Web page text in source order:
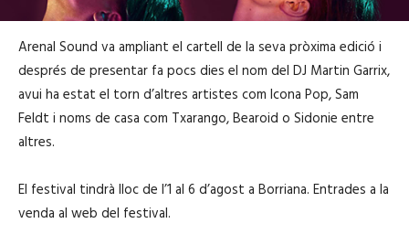
Arenal Sound va ampliant el cartell de la seva pròxima edició i
després de presentar fa pocs dies el nom del DJ Martin Garrix,
avui ha estat el torn d’altres artistes com Icona Pop, Sam
Feldt i noms de casa com Txarango, Bearoid o Sidonie entre
altres.
El festival tindrà lloc de l’1 al 6 d’agost a Borriana. Entrades a la
venda al web del festival.